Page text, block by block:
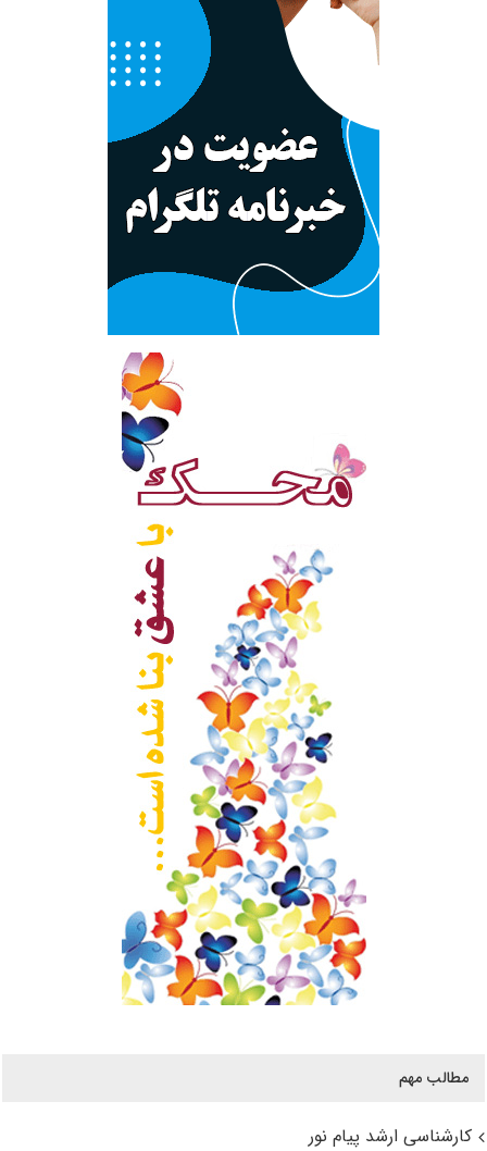
مطالب مهم
کارشناسی ارشد پیام نور